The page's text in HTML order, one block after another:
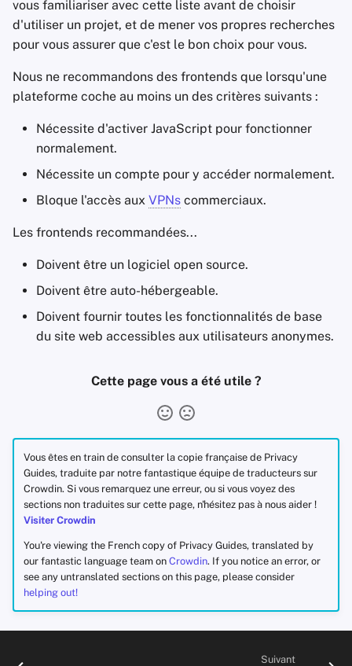
vous familiariser avec cette liste avant de choisir
d'utiliser un projet, et de mener vos propres recherches
pour vous assurer que c'est le bon choix pour vous.
Nous ne recommandons des frontends que lorsqu'une
plateforme coche au moins un des critères suivants :
Nécessite d'activer JavaScript pour fonctionner
normalement.
Nécessite un compte pour y accéder normalement.
Bloque l'accès aux VPNs commerciaux.
Les frontends recommandées...
Doivent être un logiciel open source.
Doivent être auto-hébergeable.
Doivent fournir toutes les fonctionnalités de base
du site web accessibles aux utilisateurs anonymes.
Cette page vous a été utile ?
Vous êtes en train de consulter la copie française de Privacy
Guides, traduite par notre fantastique équipe de traducteurs sur
Crowdin. Si vous remarquez une erreur, ou si vous voyez des
sections non traduites sur cette page, n'hésitez pas à nous aider !
Visiter Crowdin
You're viewing the French copy of Privacy Guides, translated by
our fantastic language team on Crowdin. If you notice an error, or
see any untranslated sections on this page, please consider
helping out!
Suivant